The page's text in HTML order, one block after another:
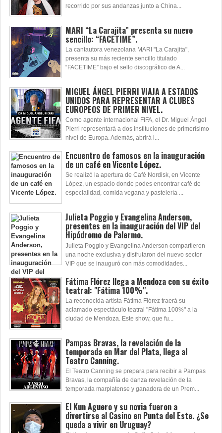
recorrido por sus andanzas junto a China...
MARI “La Carajita” presenta su nuevo
sencillo: “FACETIME”.
La cantautora venezolana MARI "La Carajita",
presenta su más reciente sencillo titulado
“FACETIME” bajo el sello discográfico de A...
MIGUEL ÁNGEL PIERRI VIAJA A ESTADOS
UNIDOS PARA REPRESENTAR A CLUBES
EUROPEOS DE PRIMER NIVEL.
Como agente internacional FIFA, el Dr. Miguel Ángel
Pierri representará a dos instituciones de primerísimo
nivel de Europa. Además, abrirá l...
Encuentro de famosos en la inauguración
de un café en Vicente López.
Se realizó la apertura de Café Nordisk, en Vicente
López, un espacio donde podes encontrar café de
especialidad, comida vegana y pastelería ...
Julieta Poggio y Evangelina Anderson,
presentes en la inauguración del VIP del
Hipódromo de Palermo.
Julieta Poggio y Evangelina Anderson compartieron
una noche exclusiva y disfrutaron del nuevo sector
VIP que se inauguró con más comodidades...
Fátima Flórez llega a Mendoza con su éxito
teatral: "Fátima 100%".
La reconocida artista Fátima Flórez traerá su
aclamado espectáculo teatral "Fátima 100%" a la
ciudad de Mendoza. Este show, que fu...
Pampas Bravas, la revelación de la
temporada en Mar del Plata, llega al
Teatro Canning.
El Teatro Canning se prepara para recibir a Pampas
Bravas, la compañía de danza revelación de la
temporada marplatense y ganadora de un Prem...
El Kun Aguero y su novia fueron a
divertirse al Casino en Punta del Este. ¿Se
queda a vivir en Uruguay?